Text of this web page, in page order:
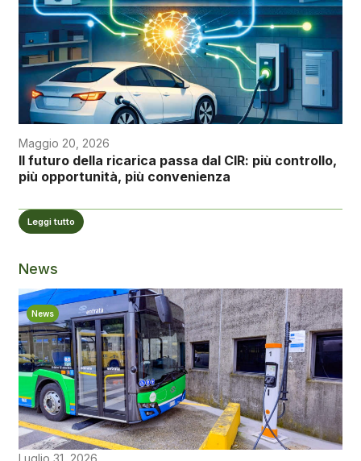
Maggio 20, 2026
Il futuro della ricarica passa dal CIR: più controllo,
più opportunità, più convenienza
Leggi tutto
News
News
Luglio 31, 2026